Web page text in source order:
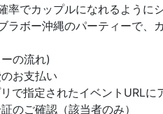
率でカップルになれるように
ラボー沖縄のパーティーで、
の流れ)
お支払い
で指定されたイベントURLに
ご確認（該当者のみ）